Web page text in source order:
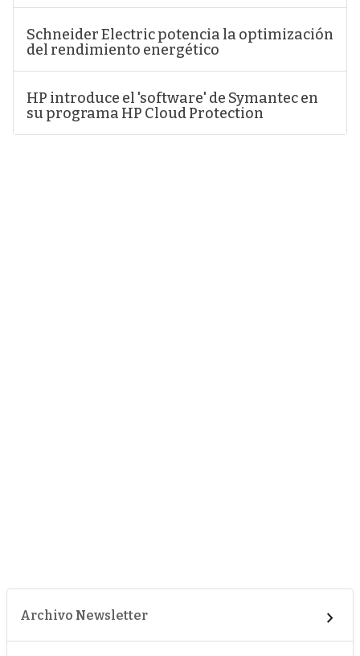
Schneider Electric potencia la optimización
del rendimiento energético
HP introduce el 'software' de Symantec en
su programa HP Cloud Protection
Archivo Newsletter